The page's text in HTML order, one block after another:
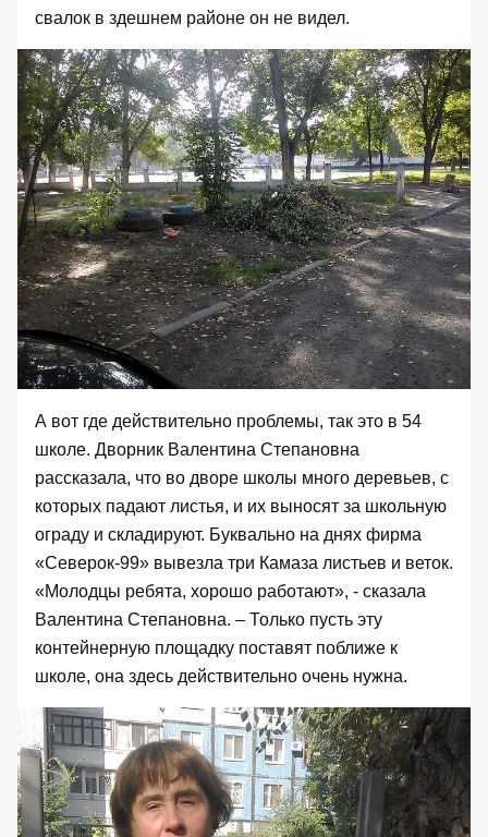
свалок в здешнем районе он не видел.
А вот где действительно проблемы, так это в 54
школе. Дворник Валентина Степановна
рассказала, что во дворе школы много деревьев, с
которых падают листья, и их выносят за школьную
ограду и складируют. Буквально на днях фирма
«Северок-99» вывезла три Камаза листьев и веток.
«Молодцы ребята, хорошо работают», - сказала
Валентина Степановна. – Только пусть эту
контейнерную площадку поставят поближе к
школе, она здесь действительно очень нужна.